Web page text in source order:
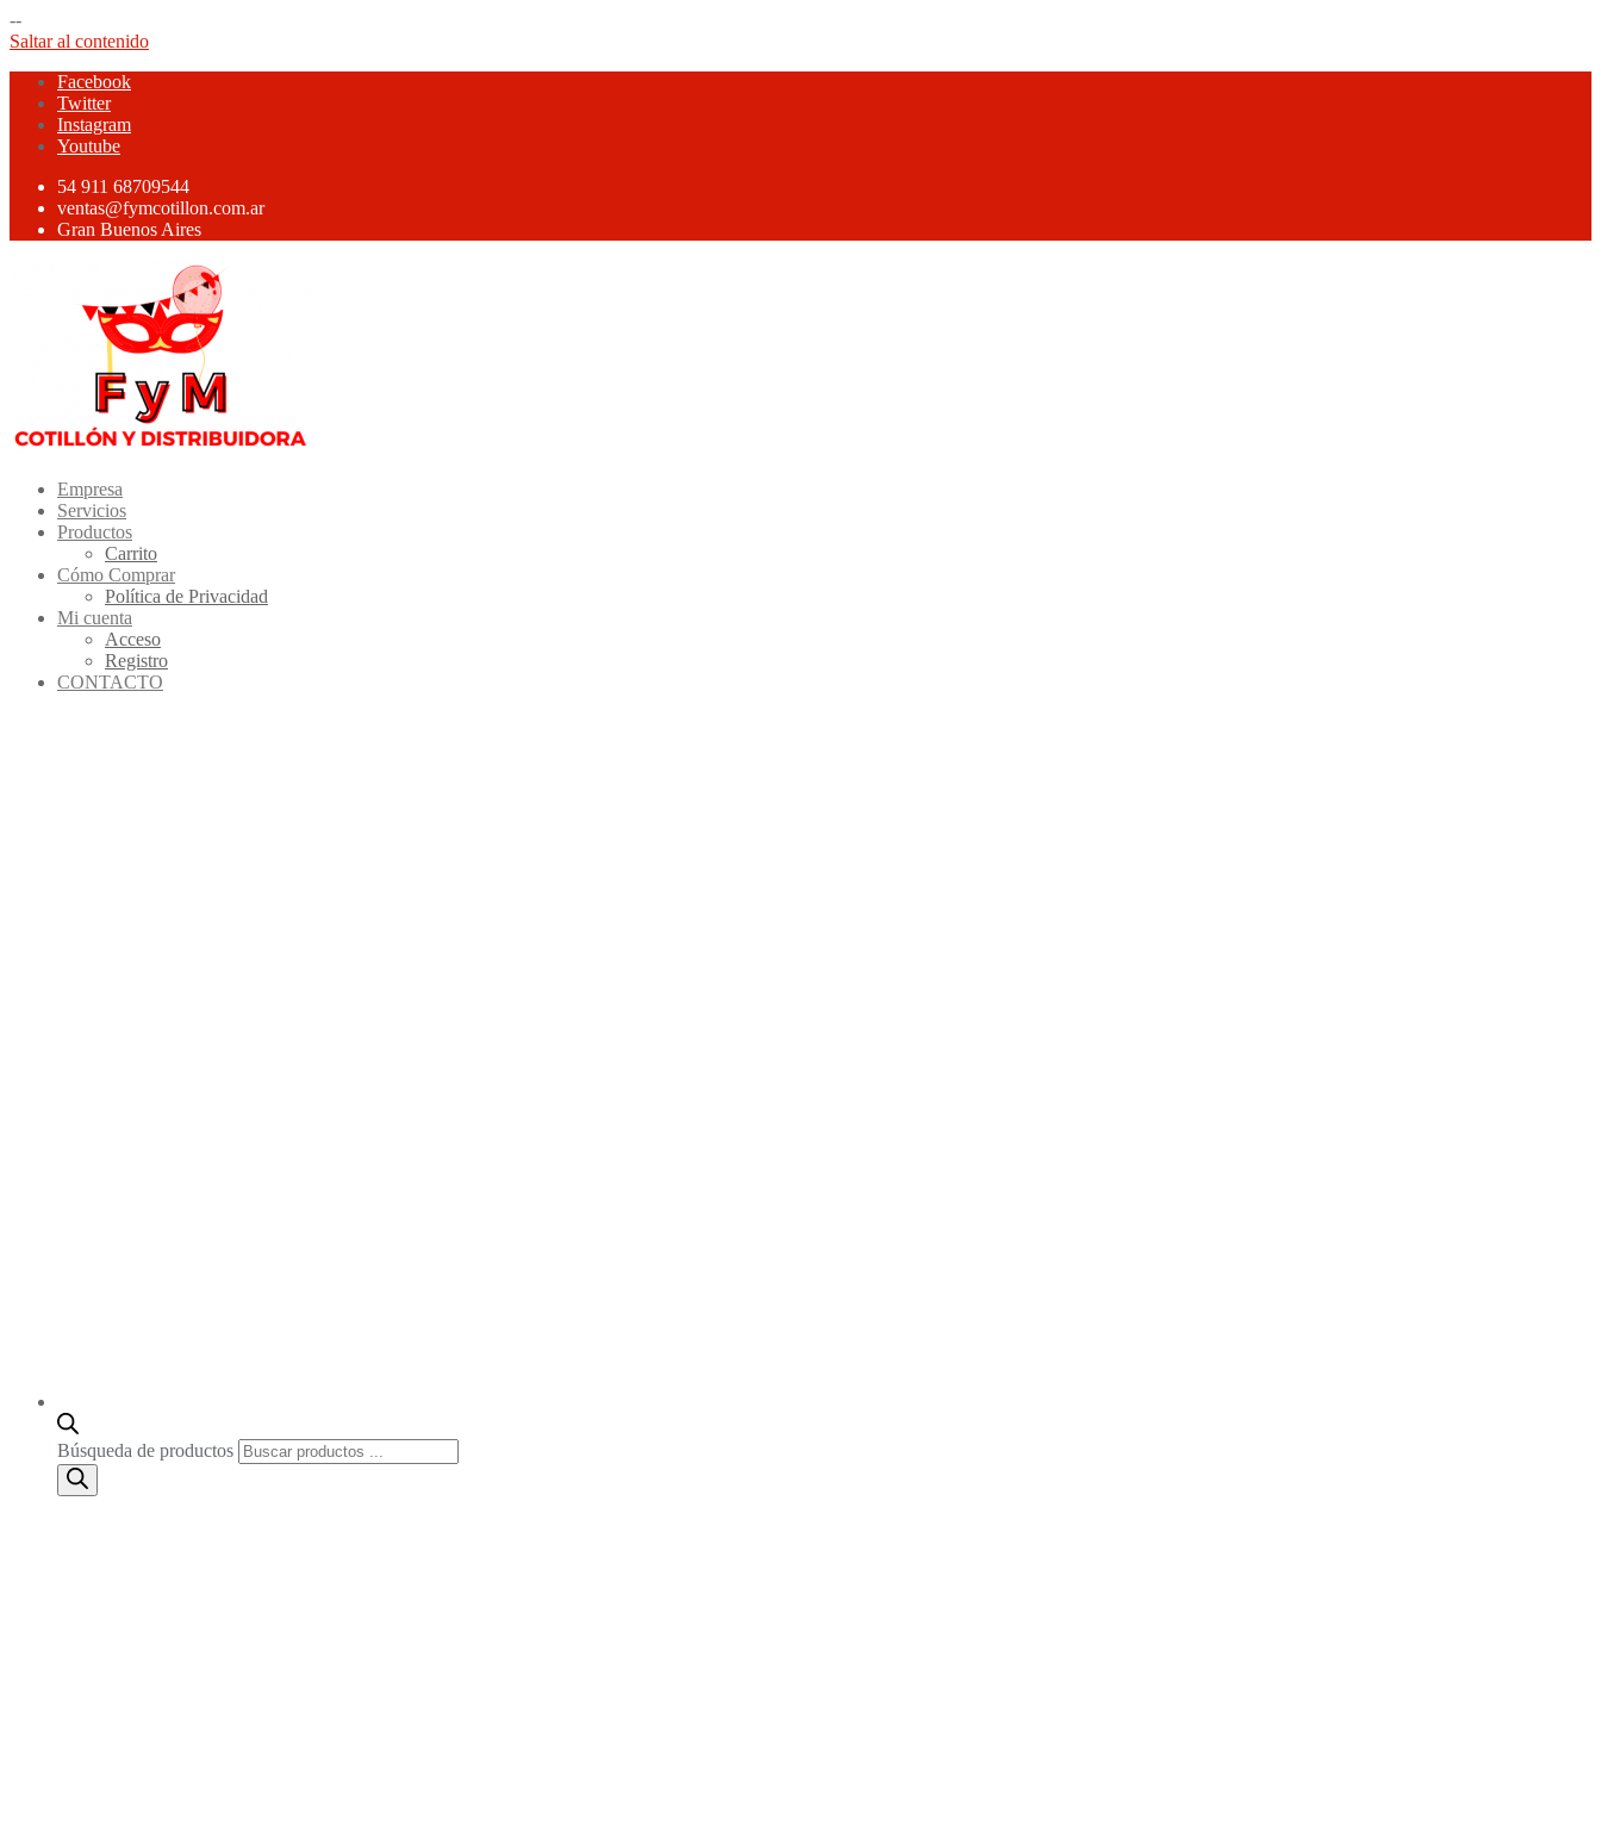
--
Saltar al contenido
Facebook
Twitter
Instagram
Youtube
54 911 68709544
ventas@fymcotillon.com.ar
Gran Buenos Aires
Empresa
Servicios
Productos
Carrito
Cómo Comprar
Política de Privacidad
Mi cuenta
Acceso
Registro
CONTACTO
Búsqueda de productos